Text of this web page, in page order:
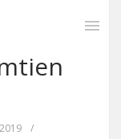
/